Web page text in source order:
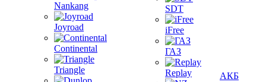
Nankang
Joyroad
Continental
Triangle
SDT
iFree
ГАЗ
Replay АКБ